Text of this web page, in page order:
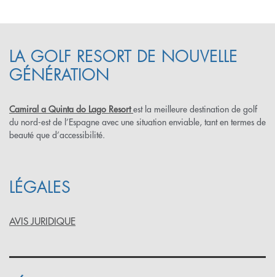
LA GOLF RESORT DE NOUVELLE
GÉNÉRATION
Camiral a Quinta do Lago Resort est la meilleure destination de golf
du nord-est de l’Espagne avec une situation enviable, tant en termes de
beauté que d’accessibilité.
LÉGALES
AVIS JURIDIQUE